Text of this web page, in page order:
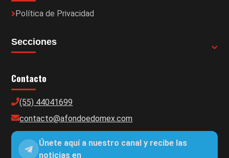
Política de Privacidad
Secciones
Contacto
(55) 44041699
contacto@afondoedomex.com
Únete aquí a nuestro canal y recibe las
noticias en